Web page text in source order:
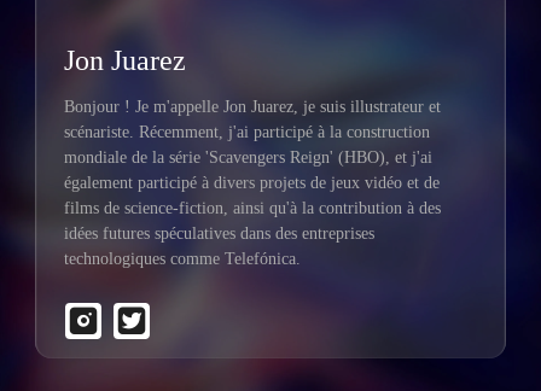
Jon Juarez
Bonjour ! Je m'appelle Jon Juarez, je suis illustrateur et
scénariste. Récemment, j'ai participé à la construction
mondiale de la série 'Scavengers Reign' (HBO), et j'ai
également participé à divers projets de jeux vidéo et de
films de science-fiction, ainsi qu'à la contribution à des
idées futures spéculatives dans des entreprises
technologiques comme Telefónica.